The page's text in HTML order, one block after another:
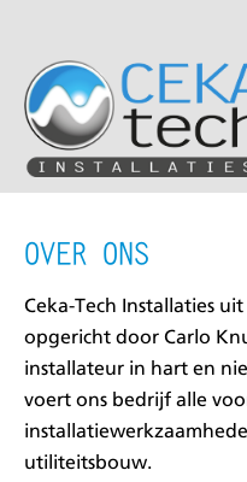
OVER ONS
Ceka-Tech Installaties
opgericht door Carlo
installateur in hart en
voert ons bedrijf alle
utiliteitsbouw.